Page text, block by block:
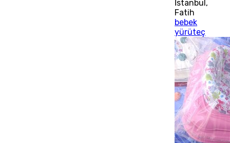
İstanbul ,
Fatih
bebek
yürüteç